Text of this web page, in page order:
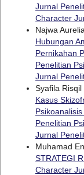
Jurnal
Character
Najwa
Hubungan
Pernikahan
Penelitian
Jurnal
Syafila Risqil
Kasus
Penelitian
Jurnal
Muhamad
STRATEGI
Character